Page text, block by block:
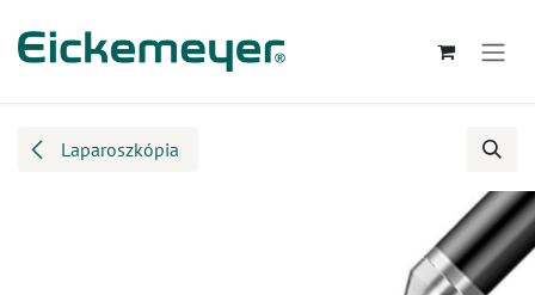
Laparoszkópia